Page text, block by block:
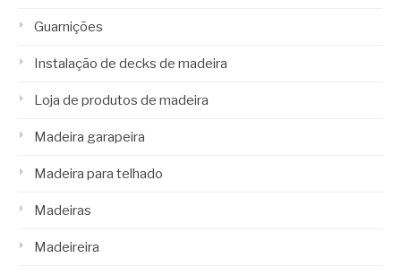
Guarnições
Instalação de decks de madeira
Loja de produtos de madeira
Madeira garapeira
Madeira para telhado
Madeiras
Madeireira